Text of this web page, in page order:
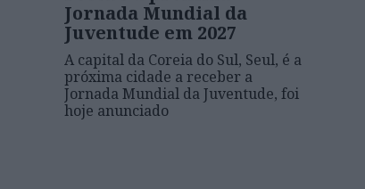
Jornada Mundial da
Juventude em 2027
A capital da Coreia do Sul, Seul, é a
próxima cidade a receber a
Jornada Mundial da Juventude, foi
hoje anunciado